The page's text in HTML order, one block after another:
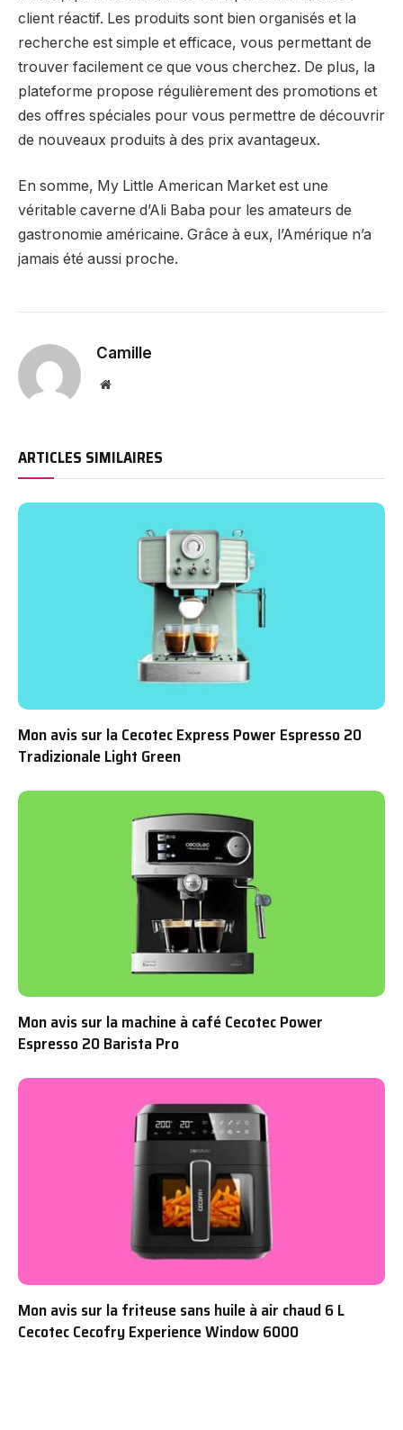
client réactif. Les produits sont bien organisés et la
recherche est simple et efficace, vous permettant de
trouver facilement ce que vous cherchez. De plus, la
plateforme propose régulièrement des promotions et
des offres spéciales pour vous permettre de découvrir
de nouveaux produits à des prix avantageux.
En somme, My Little American Market est une
véritable caverne d’Ali Baba pour les amateurs de
gastronomie américaine. Grâce à eux, l’Amérique n’a
jamais été aussi proche.
Camille
Website
ARTICLES SIMILAIRES
Mon avis sur la Cecotec Express Power Espresso 20
Tradizionale Light Green
Mon avis sur la machine à café Cecotec Power
Espresso 20 Barista Pro
Mon avis sur la friteuse sans huile à air chaud 6 L
Cecotec Cecofry Experience Window 6000